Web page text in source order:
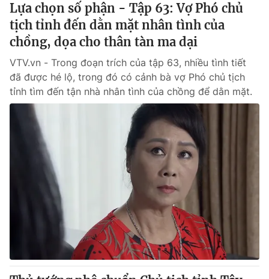
Lựa chọn số phận - Tập 63: Vợ Phó chủ
tịch tỉnh đến dằn mặt nhân tình của
chồng, dọa cho thân tàn ma dại
VTV.vn - Trong đoạn trích của tập 63, nhiều tình tiết
đã được hé lộ, trong đó có cảnh bà vợ Phó chủ tịch
tỉnh tìm đến tận nhà nhân tình của chồng để dằn mặt.